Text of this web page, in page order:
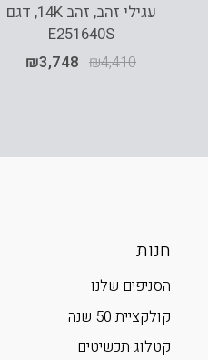
עגילי זהב, זהב 14K, דגם
E251640S
₪4,410
₪3,748
חנות
הסניפים שלנו
קולקציית 50 שנה
קטלוג תכשיטים